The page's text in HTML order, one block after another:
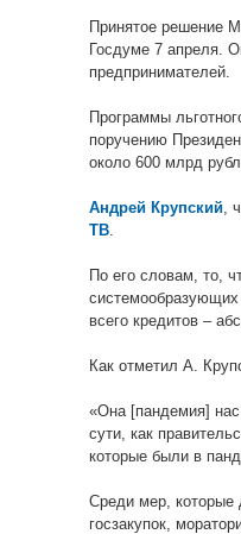
Принятое решение
Госдуме 7 апреля.
предпринимателей.
Программы
поручению
около 600 млрд
Андрей Крупский ,
ТВ
По его словам, то,
всего кредитов–
Как отметил А.
«Она [пандемия]
сути, как
которые были в
Среди мер, которые
госзакупок,